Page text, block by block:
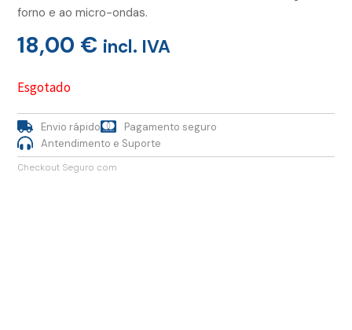
forno e ao micro-ondas.
18,00 € incl. IVA
Esgotado
Envio rápido
Pagamento seguro
Antendimento e Suporte
Checkout Seguro com